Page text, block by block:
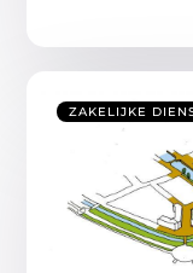
ZAKELIJKE